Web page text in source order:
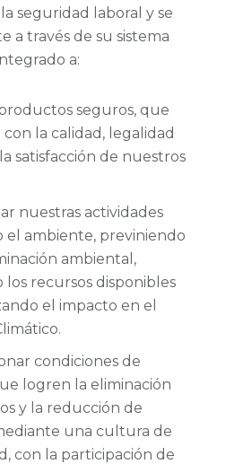
seguridad laboral y se
a través de su sistema
a:
seguros, que
la calidad, legalidad
satisfacción de nuestros
nuestras actividades
el ambiente, previniendo
ambiental,
los recursos disponibles
el impacto en el
condiciones de
logren la eliminación
y la reducción de
una cultura de
con la participación de